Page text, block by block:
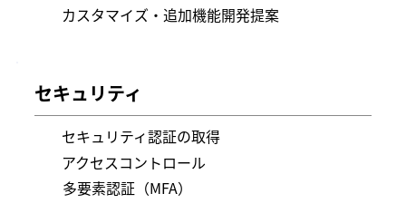
カスタマイズ・追加機能開発提案
セキュリティ
セキュリティ認証の取得
アクセスコントロール
​多要素認証（MFA）